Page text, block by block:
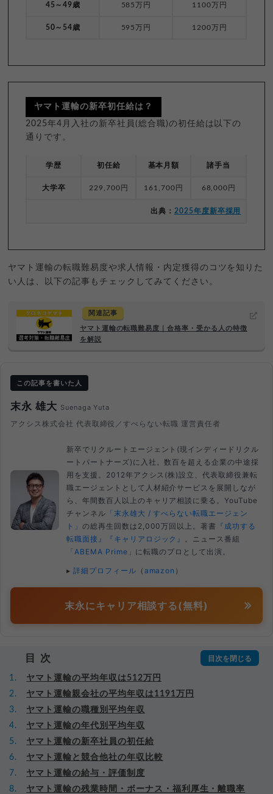
45～49歳 585万円 1100万円
50～54歳 595万円 1200万円
ヤマト運輸の新卒初任給は？
2025年4月入社の新卒社員(総合職)の初任給は以下の
通りです。
学歴 初任給 基本月額 諸手当
大学卒 229,700円 161,700円 68,000円
出典： 2025年度新卒採用
ヤマト運輸の転職難易度や求人情報・内定獲得のコツを知りた
い人は、以下の記事もチェックしてみてください。
関連記事
ヤマト運輸の転職難易度｜合格率・受かる人の特徴
を解説
この記事を書いた人
末永 雄大 Suenaga Yuta
アクシス株式会社 代表取締役／すべらない転職 運営責任者
新卒でリクルートエージェント(現インディードリクル
ートパートナーズ)に入社。数百を超える企業の中途採
用を支援。2012年アクシス(株)設立、代表取締役兼転
職エージェントとして人材紹介サービスを展開しなが
ら、年間数百人以上のキャリア相談に乗る。YouTube
チャンネル 「末永雄大 / すべらない転職エージェン
ト」 の総再生回数は2,000万回以上。著書 『成功する
転職面接』
『キャリアロジック』
。ニュース番組
「ABEMA Prime」 に転職のプロとして出演。
▸ 詳細プロフィール （ amazon ）
末永にキャリア相談する(無料)
目次
ヤマト運輸の平均年収は512万円
ヤマト運輸親会社の平均年収は1191万円
ヤマト運輸の職種別平均年収
ヤマト運輸の年代別平均年収
ヤマト運輸の新卒社員の初任給
ヤマト運輸と競合他社の年収比較
ヤマト運輸の給与・評価制度
ヤマト運輸の残業時間・ボーナス・福利厚生・離職率